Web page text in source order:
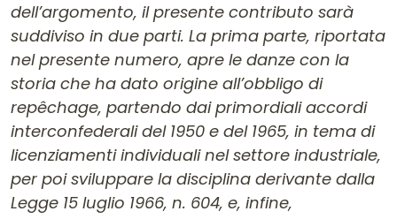
dell’argomento, il presente contributo sarà
suddiviso in due parti. La prima parte, riportata
nel presente numero, apre le danze con la
storia che ha dato origine all’obbligo di
repêchage, partendo dai primordiali accordi
interconfederali del 1950 e del 1965, in tema di
licenziamenti individuali nel settore industriale,
per poi sviluppare la disciplina derivante dalla
Legge 15 luglio 1966, n. 604, e, infine,